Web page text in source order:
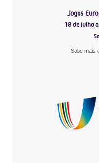
Jogos
18 de julho
Sabe mais